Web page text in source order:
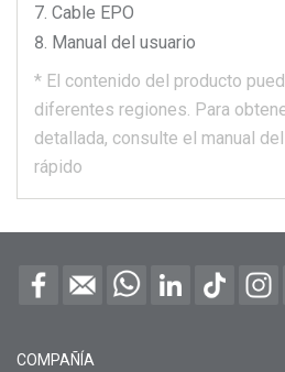
Cable EPO
Manual del usuario
* El contenido del producto
diferentes regiones. Para
detallada, consulte el manual
rápido
COMPAÑÍA